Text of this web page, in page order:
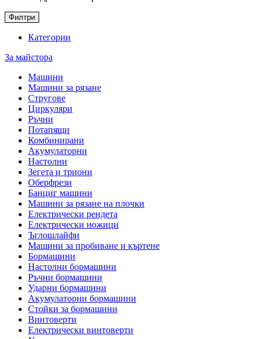
Филтри
Категории
За майстора
Машини
Машини за рязане
Стругове
Циркуляри
Ръчни
Потапящи
Комбинирани
Акумулаторни
Настолни
Зегета и триони
Оберфрези
Банциг машини
Машини за рязане на плочки
Електрически рендета
Електрически ножици
Ъглошлайфи
Машини за пробиване и къртене
Бормашини
Настолни бормашини
Ръчни бормашини
Ударни бормашини
Акумулаторни бормашини
Стойки за бормашини
Винтоверти
Електрически винтоверти